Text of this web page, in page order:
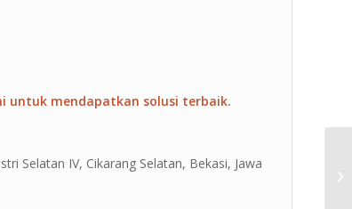
untuk mendapatkan solusi terbaik.
Selatan IV, Cikarang Selatan, Bekasi, Jawa